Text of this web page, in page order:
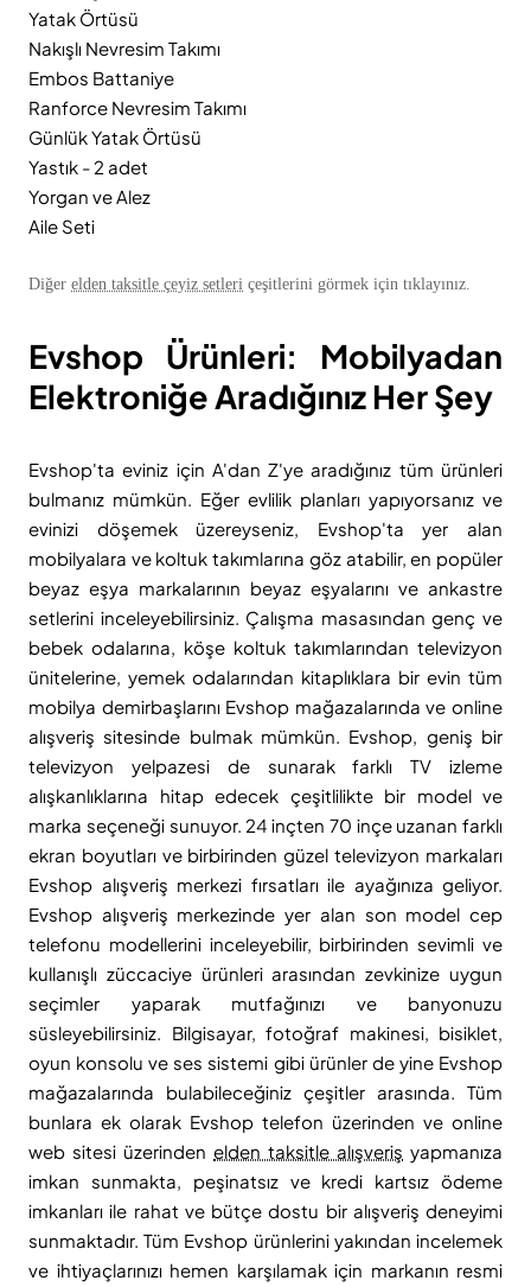
Yatak Örtüsü
Nakışlı Nevresim Takımı
Embos Battaniye
Ranforce Nevresim Takımı
Günlük Yatak Örtüsü
Yastık - 2 adet
Yorgan ve Alez
Aile Seti
Diğer elden taksitle çeyiz setleri çeşitlerini görmek için tıklayınız.
Evshop Ürünleri: Mobilyadan
Elektroniğe Aradığınız Her Şey
Evshop'ta eviniz için A'dan Z'ye aradığınız tüm ürünleri
bulmanız mümkün. Eğer evlilik planları yapıyorsanız ve
evinizi döşemek üzereyseniz, Evshop'ta yer alan
mobilyalara ve koltuk takımlarına göz atabilir, en popüler
beyaz eşya markalarının beyaz eşyalarını ve ankastre
setlerini inceleyebilirsiniz. Çalışma masasından genç ve
bebek odalarına, köşe koltuk takımlarından televizyon
ünitelerine, yemek odalarından kitaplıklara bir evin tüm
mobilya demirbaşlarını Evshop mağazalarında ve online
alışveriş sitesinde bulmak mümkün. Evshop, geniş bir
televizyon yelpazesi de sunarak farklı TV izleme
alışkanlıklarına hitap edecek çeşitlilikte bir model ve
marka seçeneği sunuyor. 24 inçten 70 inçe uzanan farklı
ekran boyutları ve birbirinden güzel televizyon markaları
Evshop alışveriş merkezi fırsatları ile ayağınıza geliyor.
Evshop alışveriş merkezinde yer alan son model cep
telefonu modellerini inceleyebilir, birbirinden sevimli ve
kullanışlı züccaciye ürünleri arasından zevkinize uygun
seçimler yaparak mutfağınızı ve banyonuzu
süsleyebilirsiniz. Bilgisayar, fotoğraf makinesi, bisiklet,
oyun konsolu ve ses sistemi gibi ürünler de yine Evshop
mağazalarında bulabileceğiniz çeşitler arasında. Tüm
bunlara ek olarak Evshop telefon üzerinden ve online
web sitesi üzerinden elden taksitle alışveriş yapmanıza
imkan sunmakta, peşinatsız ve kredi kartsız ödeme
imkanları ile rahat ve bütçe dostu bir alışveriş deneyimi
sunmaktadır. Tüm Evshop ürünlerini yakından incelemek
ve ihtiyaçlarınızı hemen karşılamak için markanın resmi